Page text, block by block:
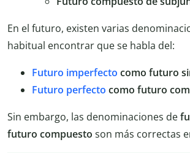
En el futuro, existen varias
habitual encontrar que se habla del:
Futuro imperfecto como futuro
Futuro perfecto como futuro
Sin embargo, las denominaciones de
futuro compuesto son más correctas